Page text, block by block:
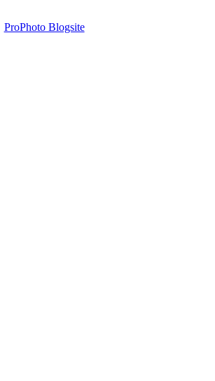
ProPhoto Blogsite